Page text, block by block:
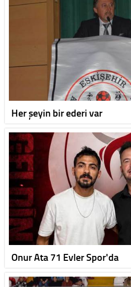
Her şeyin bir ederi var
Onur Ata 71 Evler Spor'da